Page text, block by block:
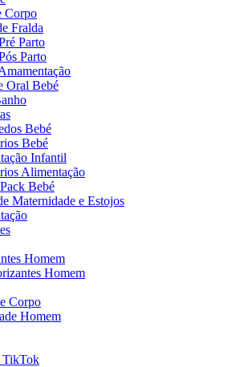
Corpo
Fralda
Parto
Parto
Oral Bebé
Bebé
Bebé
Infantil
Alimentação
Bebé
Maternidade e Estojos
Homem
Homem
Corpo
Homem
TikTok